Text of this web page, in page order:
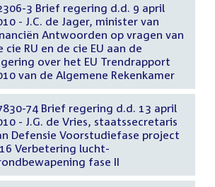
3 Brief regering d.d. 9 april
- J.C. de Jager, minister van
Antwoorden op vragen van
cie RU en de cie EU aan de
over het EU Trendrapport
van de Algemene Rekenkamer
74 Brief regering d.d. 13 april
- J.G. de Vries, staatssecretaris
Defensie Voorstudiefase project
Verbetering lucht-
fase II